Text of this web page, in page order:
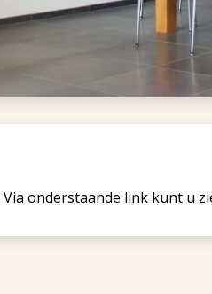
onderstaande link kunt u